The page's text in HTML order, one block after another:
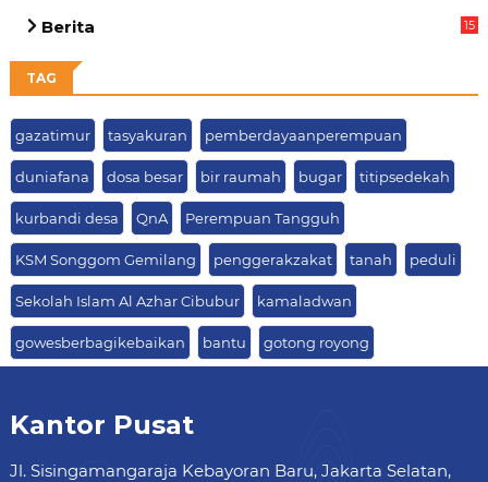
Berita
15
TAG
gazatimur tasyakuran pemberdayaanperempuan
duniafana dosa besar bir raumah bugar titipsedekah
kurbandi desa QnA Perempuan Tangguh
KSM Songgom Gemilang penggerakzakat tanah peduli
Sekolah Islam Al Azhar Cibubur kamaladwan
gowesberbagikebaikan bantu gotong royong
Kantor Pusat
Jl. Sisingamangaraja Kebayoran Baru, Jakarta Selatan,